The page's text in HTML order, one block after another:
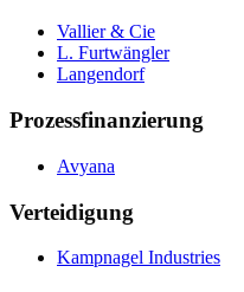
Vallier & Cie
L. Furtwängler
Langendorf
Prozessfinanzierung
Avyana
Verteidigung
Kampnagel Industries